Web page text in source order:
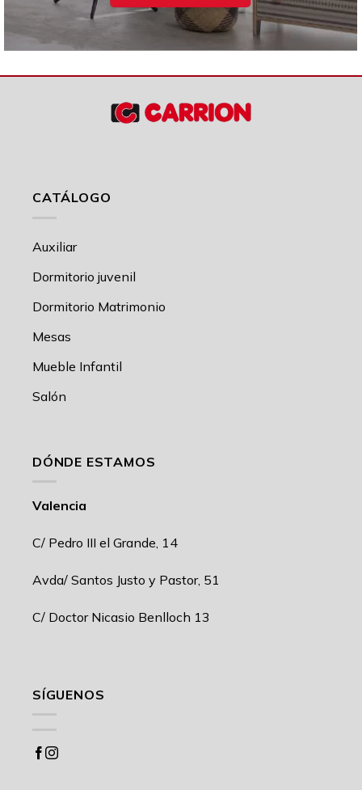
CATÁLOGO
Auxiliar
Dormitorio juvenil
Dormitorio Matrimonio
Mesas
Mueble Infantil
Salón
DÓNDE ESTAMOS
Valencia
C/ Pedro III el Grande, 14
Avda/ Santos Justo y Pastor, 51
C/ Doctor Nicasio Benlloch 13
SÍGUENOS